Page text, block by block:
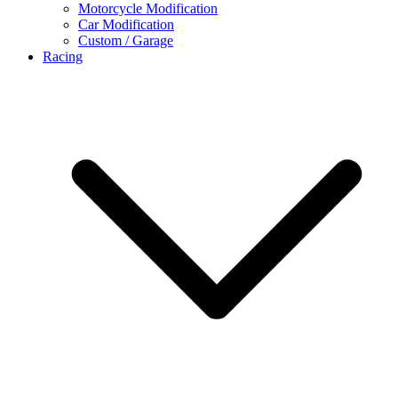
Motorcycle Modification
Car Modification
Custom / Garage
Racing